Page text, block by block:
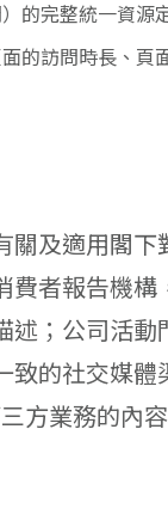
的完整統一資源
的訪問時長、頁
及適用閣
者報告機
；公司活
致的社交媒
方業務的內